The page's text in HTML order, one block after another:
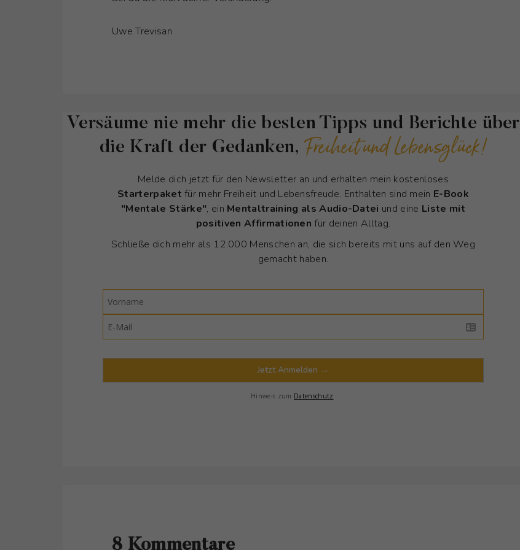
Uwe Trevisan
Versäume nie mehr die besten Tipps und Berichte über
die Kraft der Gedanken, Freiheit und Lebensglück!
Melde dich jetzt für den Newsletter an und erhalten mein kostenloses
Starterpaket für mehr Freiheit und Lebensfreude. Enthalten sind mein E-Book
"Mentale Stärke", ein Mentaltraining als Audio-Datei und eine Liste mit
positiven Affirmationen für deinen Alltag.
Schließe dich mehr als 12.000 Menschen an, die sich bereits mit uns auf den Weg
gemacht haben.
Jetzt Anmelden →
Hinweis zum Datenschutz
8 Kommentare